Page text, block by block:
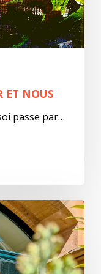
ET NOUS
passe par…